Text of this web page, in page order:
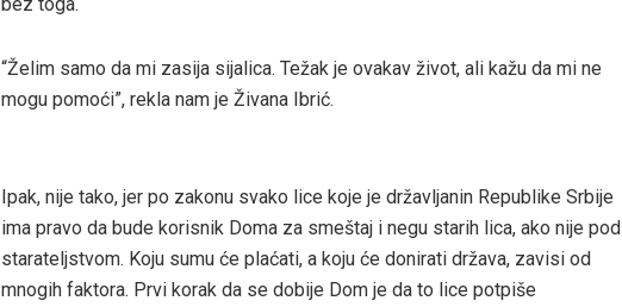
“Želim samo da mi zasija sijalica. Težak je ovakav život, ali kažu da mi ne
mogu pomoći”, rekla nam je Živana Ibrić.
Ipak, nije tako, jer po zakonu svako lice koje je državljanin Republike Srbije
ima pravo da bude korisnik Doma za smeštaj i negu starih lica, ako nije pod
starateljstvom. Koju sumu će plaćati, a koju će donirati država, zavisi od
mnogih faktora. Prvi korak da se dobije Dom je da to lice potpiše